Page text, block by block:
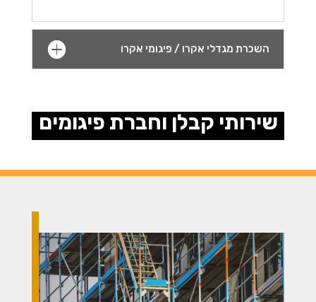
השכרת מגדלי אקרו / פיגומי אקרו
שירותי קבלן וחברת פיגומים